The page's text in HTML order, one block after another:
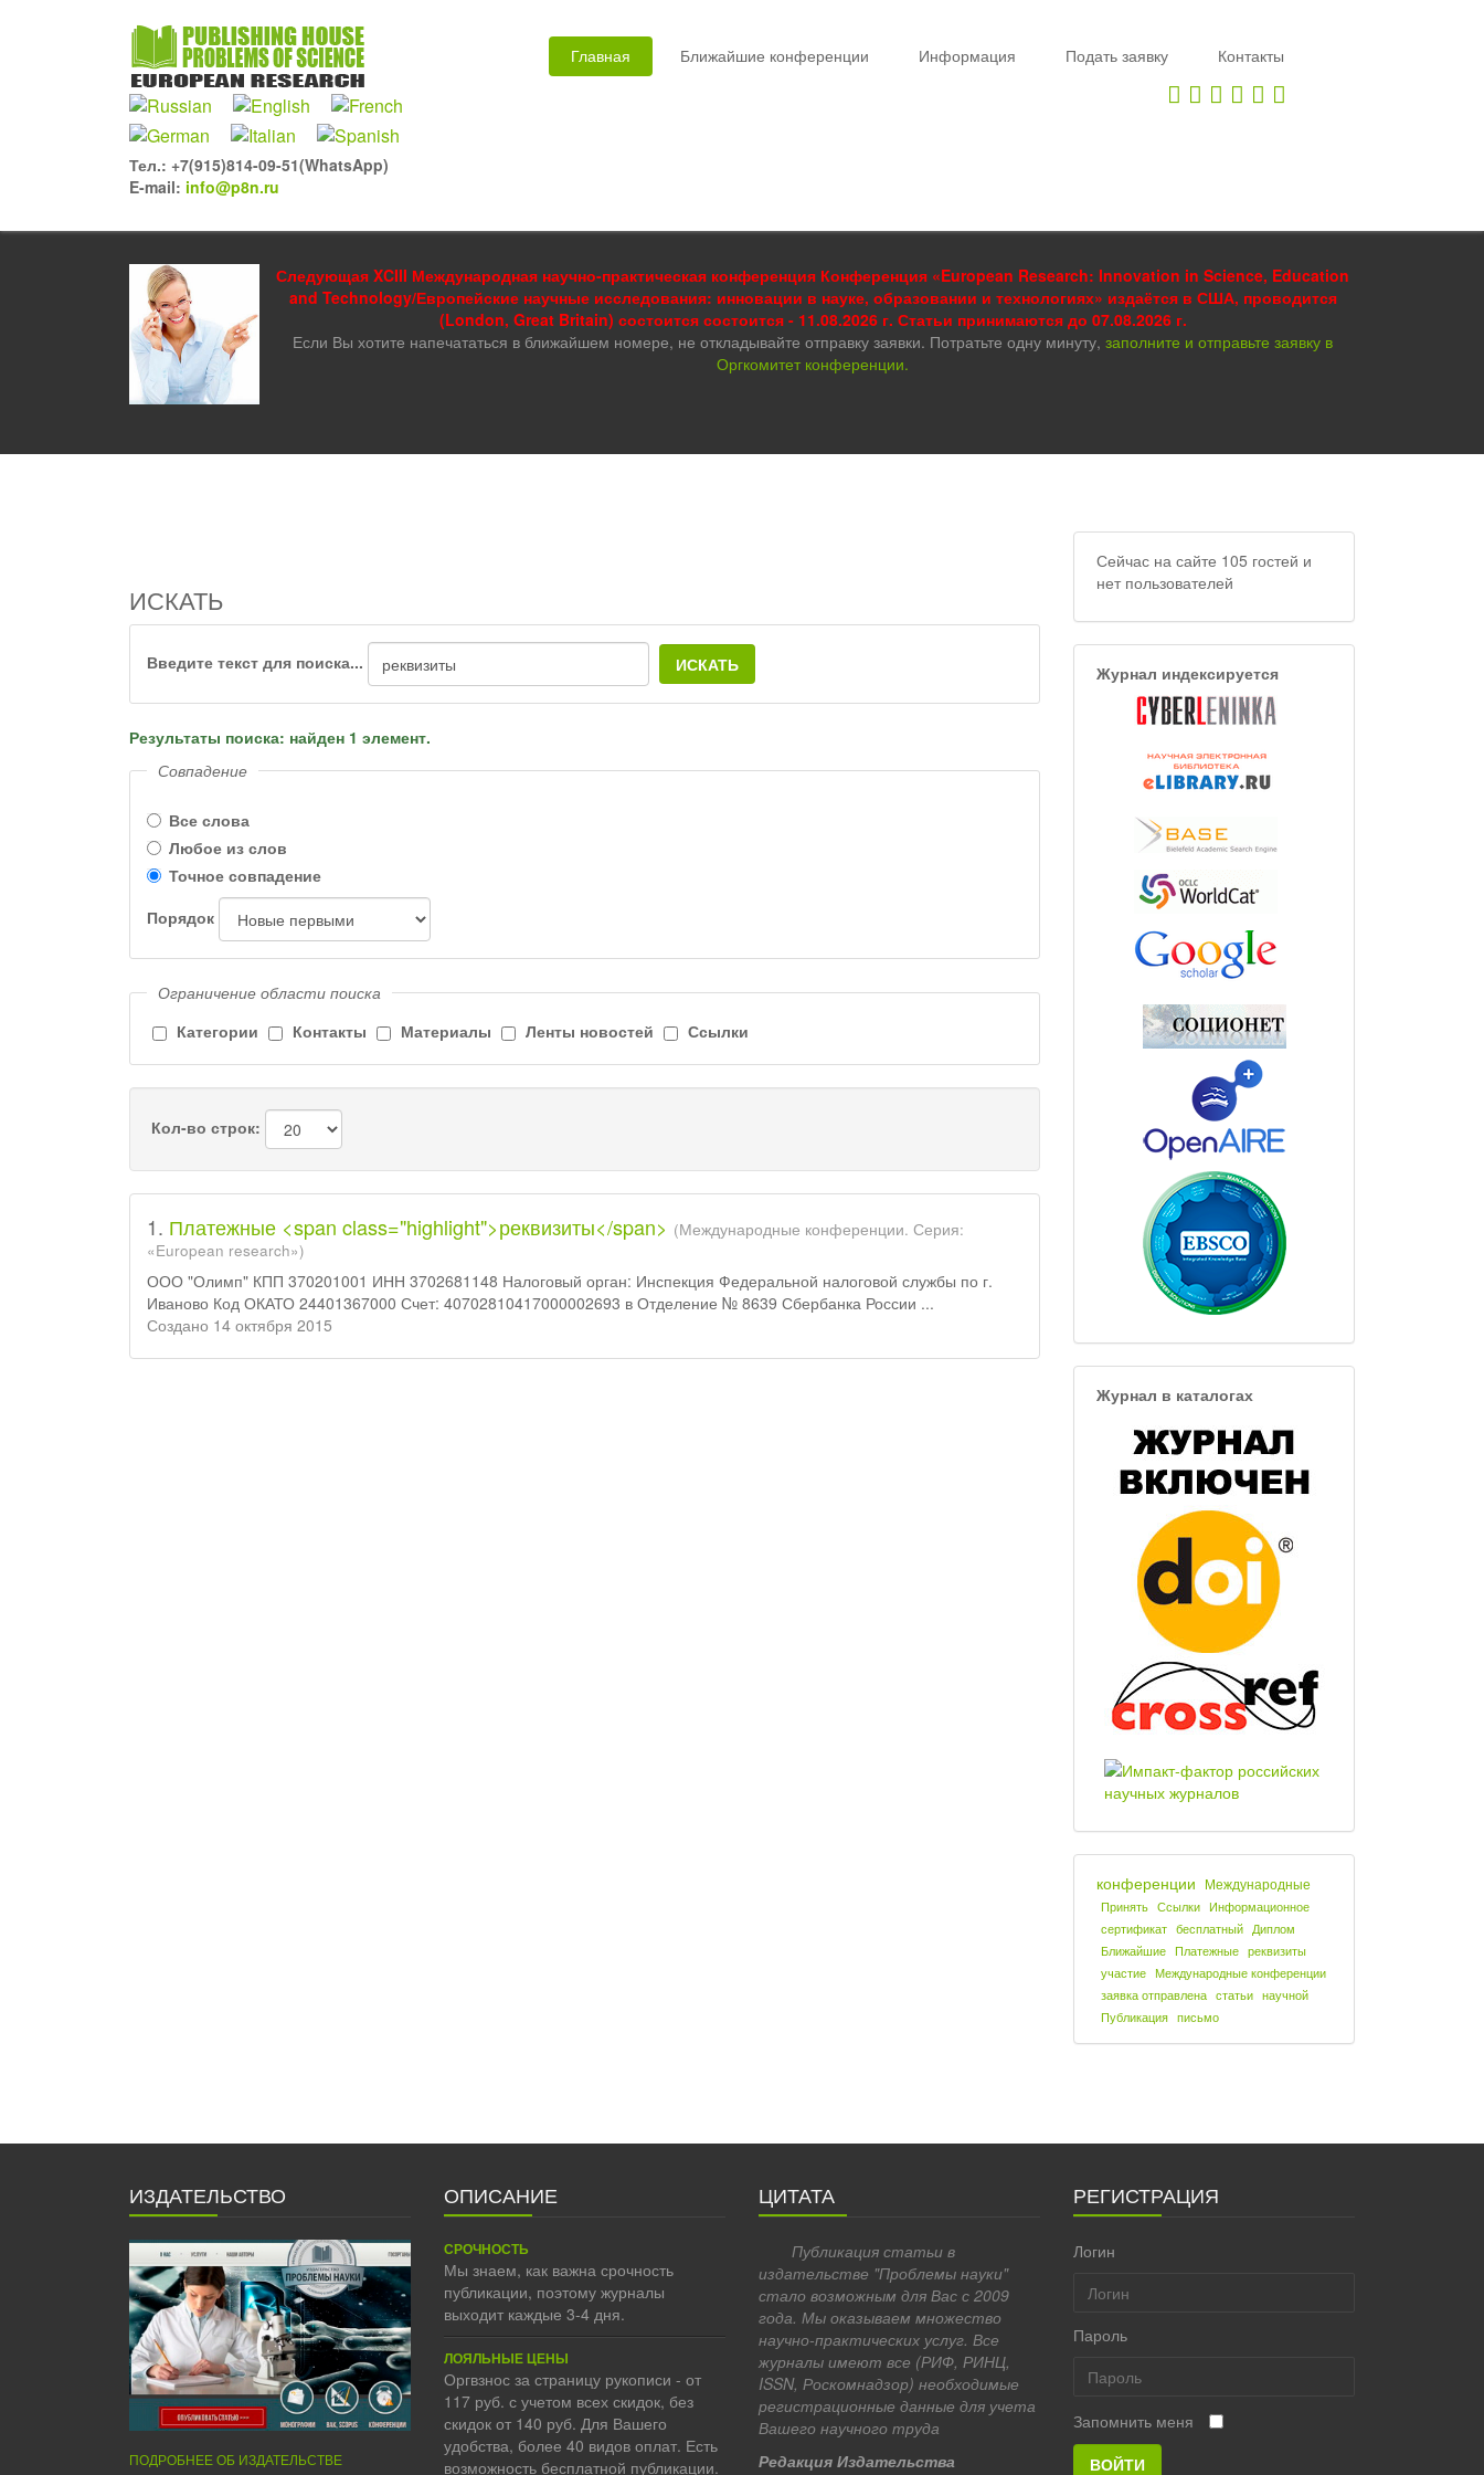
Тел.: +7(915)814-09-51(WhatsApp)
E-mail: info@p8n.ru
Главная Ближайшие конференции Информация Подать заявку Контакты
Следующая XCIII Международная научно-практическая конференция Конференция «European Research: Innovation in Science, Education
and Technology/Европейские научные исследования: инновации в науке, образовании и технологиях» издаётся в США, проводится
(London, Great Britain) состоится состоится - 11.08.2026 г. Статьи принимаются до 07.08.2026 г.
Если Вы хотите напечататься в ближайшем номере, не откладывайте отправку заявки. Потратьте одну минуту, заполните и отправьте заявку в
Оргкомитет конференции.
ИСКАТЬ
Введите текст для поиска... ИСКАТЬ
Результаты поиска: найден 1 элемент.
Совпадение
Все слова
Любое из слов
Точное совпадение
Порядок
Ограничение области поиска
Категории
Контакты Материалы Ленты новостей Ссылки
Кол-во строк:
1. Платежные <span class="highlight">реквизиты</span> (Международные конференции. Серия:
«European research»)
ООО "Олимп" КПП 370201001 ИНН 3702681148 Налоговый орган: Инспекция Федеральной налоговой службы по г.
Иваново Код ОКАТО 24401367000 Счет: 40702810417000002693 в Отделение № 8639 Сбербанка России ...
Создано 14 октября 2015
Сейчас на сайте 105 гостей и
нет пользователей
Журнал индексируется
Журнал в каталогах
конференции Международные
Принять Ссылки Информационное
сертификат бесплатный Диплом
Ближайшие Платежные реквизиты
участие Международные конференции
заявка отправлена статьи научной
Публикация письмо
ИЗДАТЕЛЬСТВО
ПОДРОБНЕЕ ОБ ИЗДАТЕЛЬСТВЕ
ОПИСАНИЕ
СРОЧНОСТЬ
Мы знаем, как важна срочность
публикации, поэтому журналы
выходит каждые 3-4 дня.
ЛОЯЛЬНЫЕ ЦЕНЫ
Оргвзнос за страницу рукописи - от
117 руб. с учетом всех скидок, без
скидок от 140 руб. Для Вашего
удобства, более 40 видов оплат. Есть
возможность бесплатной публикации.
ЦИТАТА
Публикация статьи в
издательстве "Проблемы науки"
стало возможным для Вас с 2009
года. Мы оказываем множество
научно-практических услуг. Все
журналы имеют все (РИФ, РИНЦ,
ISSN, Роскомнадзор) необходимые
регистрационные данные для учета
Вашего научного труда
Редакция Издательства
РЕГИСТРАЦИЯ
Логин
Пароль
Запомнить меня
ВОЙТИ